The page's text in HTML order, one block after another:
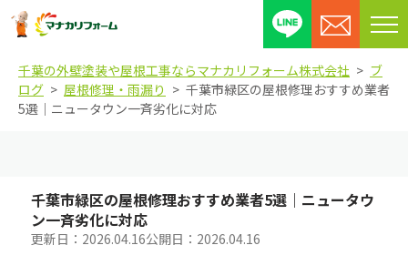
メ
ニ
ー
千葉の外壁塗装や屋根工事ならマナカリフォーム株式会社
ブ
ログ
屋根修理・雨漏り
千葉市緑区の屋根修理おすすめ業者
5選｜ニュータウン一斉劣化に対応
千葉市緑区の屋根修理おすすめ業者5選｜ニュータウ
ン一斉劣化に対応
更新日： 2026.04.16公開日： 2026.04.16